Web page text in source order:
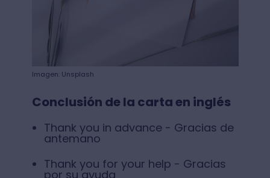
Imagen: Unsplash
Conclusión de la carta en inglés
Thank you in advance - Gracias de
antemano
Thank you for your help - Gracias
por su ayuda